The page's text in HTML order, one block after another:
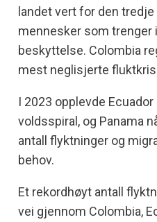
landet vert for den
mennesker som trenger
beskyttelse. Colombia
mest neglisjerte
I 2023 opplevde
voldsspiral, og Panama
antall flyktninger og
behov.
Et rekordhøyt antall
vei gjennom Colombia,